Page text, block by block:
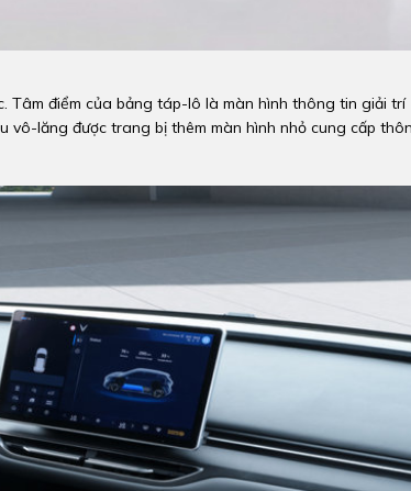
Tâm điểm của bảng táp-lô là màn hình thông tin giải trí
vô-lăng được trang bị thêm màn hình nhỏ cung cấp